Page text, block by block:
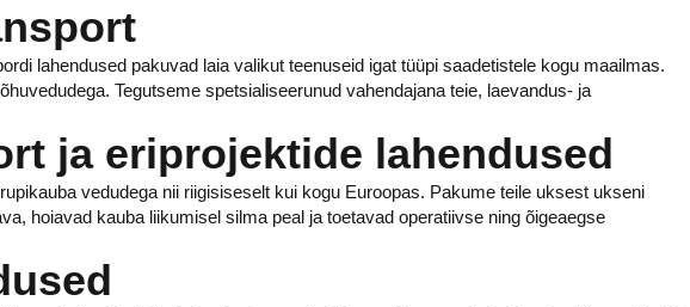
lahendused pakuvad laia valikut teenuseid igat tüüpi saadetistele kogu maailmas.
Tegutseme spetsialiseerunud vahendajana teie, laevandus- ja
ja eriprojektide lahendused
vedudega nii riigisiseselt kui kogu Euroopas. Pakume teile uksest ukseni
hoiavad kauba liikumisel silma peal ja toetavad operatiivse ning õigeaegse